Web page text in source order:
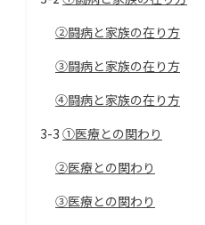
②闘病と家族の在り方
③闘病と家族の在り方
④闘病と家族の在り方
3-3 ①医療との関わり
②医療との関わり
③医療との関わり